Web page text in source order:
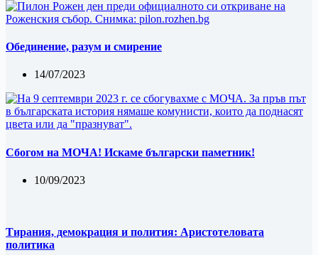
Обединение, разум и смирение
14/07/2023
Сбогом на МОЧА! Искаме български паметник!
10/09/2023
Тирания, демокрация и полития: Аристотеловата
политика